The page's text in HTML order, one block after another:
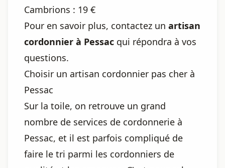
Cambrions : 19 €
Pour en savoir plus, contactez un artisan
cordonnier à Pessac qui répondra à vos
questions.
Choisir un artisan cordonnier pas cher à
Pessac
Sur la toile, on retrouve un grand
nombre de services de cordonnerie à
Pessac, et il est parfois compliqué de
faire le tri parmi les cordonniers de